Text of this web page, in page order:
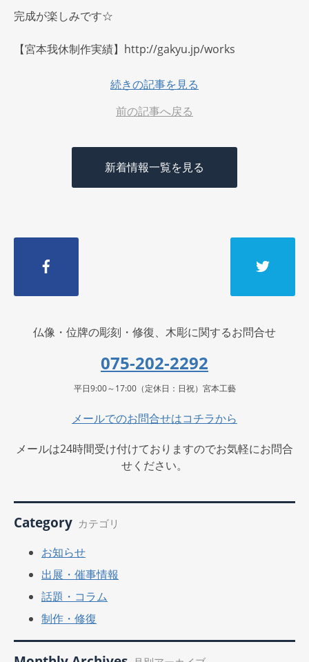
完成が楽しみです☆
【宮本我休制作実績】http://gakyu.jp/works
続きの記事を見る
前の記事へ戻る
新着情報一覧を見る
仏像・位牌の彫刻・修復、木彫に関するお問合せ
075-202-2292
平日9:00～17:00（定休日：日祝）宮本工藝
メールでのお問合せはコチラから
メールは24時間受け付けておりますのでお気軽にお問合
せください。
Category カテゴリ
お知らせ
出展・催事情報
話題・コラム
制作・修復